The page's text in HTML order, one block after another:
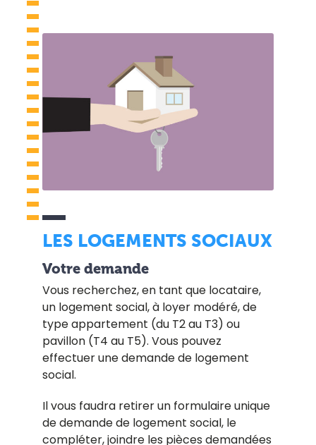
LES LOGEMENTS SOCIAUX
Votre demande
Vous recherchez, en tant que locataire,
un logement social, à loyer modéré, de
type appartement (du T2 au T3) ou
pavillon (T4 au T5). Vous pouvez
effectuer une demande de logement
social.
Il vous faudra retirer un formulaire unique
de demande de logement social, le
compléter, joindre les pièces demandées